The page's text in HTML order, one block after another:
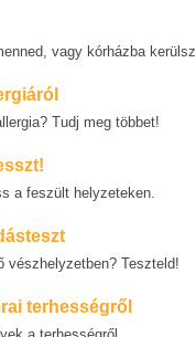
vagy kórházba kerülsz
Tudj meg többet!
a feszült helyzeteken.
vészhelyzetben? Teszteld!
terhességről